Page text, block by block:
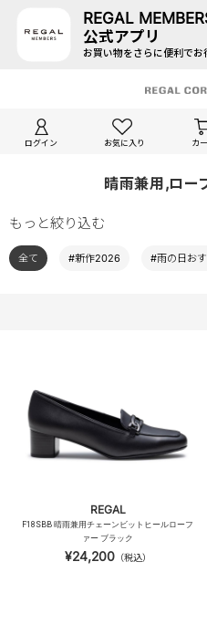
REGAL
公式アプリ
お買い物をさらに便利でお
ログイン お気に入り カ
晴雨兼用,ロー
もっと絞り込む
全て #新作2026 #雨の日お
REGAL
F18SBB 晴雨兼用チェーンビットヒールローフ
ァー ブラック
¥24,200（税込）